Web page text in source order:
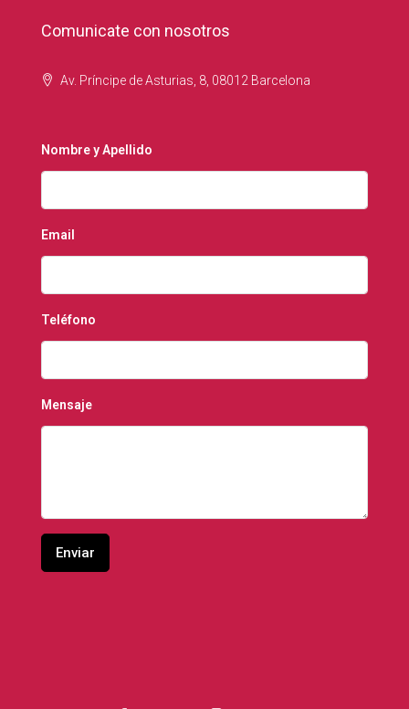
Comunicate con nosotros
Av. Príncipe de Asturias, 8, 08012 Barcelona
Nombre y Apellido
Email
Teléfono
Mensaje